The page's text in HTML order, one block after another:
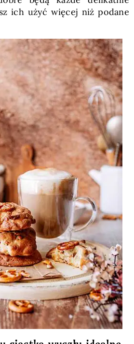
ich użyć więcej niż podane